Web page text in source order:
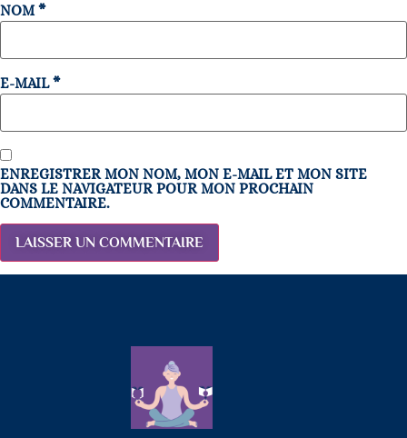
NOM*
E-MAIL*
ENREGISTRER MON NOM, MON E-MAIL ET MON SITE
DANS LE NAVIGATEUR POUR MON PROCHAIN
COMMENTAIRE.